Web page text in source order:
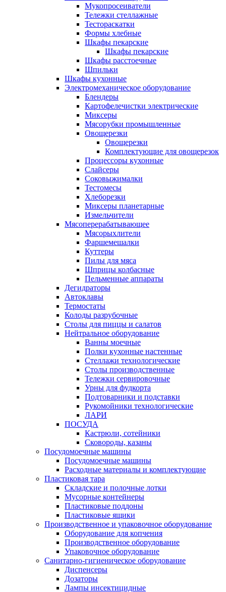
Мукопросеиватели
Тележки стеллажные
Тестораскатки
Формы хлебные
Шкафы пекарские
Шкафы пекарские
Шкафы расстоечные
Шпильки
Шкафы кухонные
Электромеханическое оборудование
Блендеры
Картофелечистки электрические
Миксеры
Мясорубки промышленные
Овощерезки
Овощерезки
Комплектующие для овощерезок
Процессоры кухонные
Слайсеры
Соковыжималки
Тестомесы
Хлеборезки
Миксеры планетарные
Измельчители
Мясоперерабатывающее
Мясорыхлители
Фаршемешалки
Куттеры
Пилы для мяса
Шприцы колбасные
Пельменные аппараты
Дегидраторы
Автоклавы
Термостаты
Колоды разрубочные
Столы для пиццы и салатов
Нейтральное оборудование
Ванны моечные
Полки кухонные настенные
Стеллажи технологические
Столы производственные
Тележки сервировочные
Урны для фудкорта
Подтоварники и подставки
Рукомойники технологические
ЛАРИ
ПОСУДА
Кастрюли, сотейники
Сковороды, казаны
Посудомоечные машины
Посудомоечные машины
Расходные материалы и комплектующие
Пластиковая тара
Складские и полочные лотки
Мусорные контейнеры
Пластиковые поддоны
Пластиковые ящики
Производственное и упаковочное оборудование
Оборудование для копчения
Производственное оборудование
Упаковочное оборудование
Санитарно-гигиеническое оборудование
Диспенсеры
Дозаторы
Лампы инсектицидные